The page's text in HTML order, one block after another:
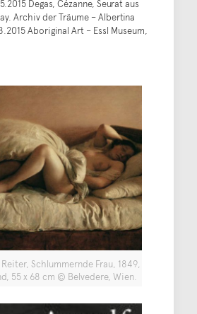
Degas, Cézanne, Seurat aus
Archiv der Träume – Albertina
Aboriginal Art – Essl Museum,
Schlummernde Frau, 1849,
55 x 68 cm © Belvedere, Wien.